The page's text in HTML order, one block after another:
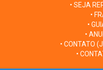
• SEJA
•
•
•
• CONTATO
•